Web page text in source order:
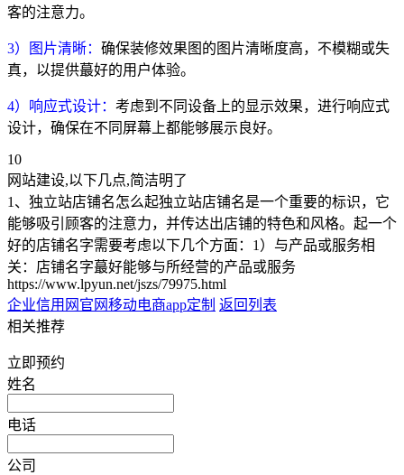
客的注意力。
3）图片清晰： 确保装修效果图的图片清晰度高，不模糊或失
真，以提供蕞好的用户体验。
4）响应式设计： 考虑到不同设备上的显示效果，进行响应式
设计，确保在不同屏幕上都能够展示良好。
10
网站建设,以下几点,简洁明了
1、独立站店铺名怎么起独立站店铺名是一个重要的标识，它
能够吸引顾客的注意力，并传达出店铺的特色和风格。起一个
好的店铺名字需要考虑以下几个方面：1）与产品或服务相
关：店铺名字蕞好能够与所经营的产品或服务
https://www.lpyun.net/jszs/79975.html
企业信用网官网移动电商app定制 返回列表
相关推荐
立即预约
姓名
电话
公司